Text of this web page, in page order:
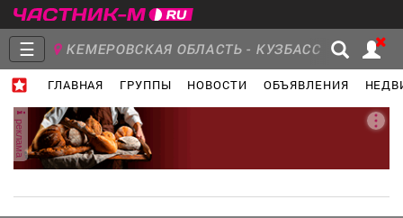
☰ КЕМЕРОВСКАЯ ОБЛАСТЬ - КУЗБАСС
ГЛАВНАЯ ГРУППЫ НОВОСТИ ОБЪЯВЛЕНИЯ
Главная
Группы Новости
реклама